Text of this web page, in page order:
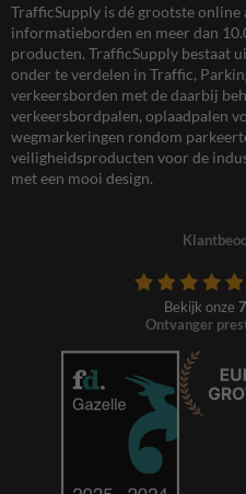
TrafficSupply is dé grootste online
informatieborden en meer dan
producten. TrafficSupply bestaat
onder te verdelen in Traffic,
verkeersborden met de daarbij
verkeersbordpalen, oplaadpalen
wegmarkeringen rondom
veiligheidsproducten voor de
met een mooi design.
Bekijk onze
Ontvanger